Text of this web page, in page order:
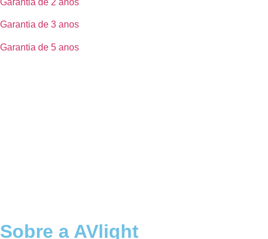
Garantia de 3 anos
Garantia de 5 anos
Sobre a AVlight